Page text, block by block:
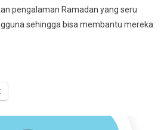
pengalaman Ramadan yang seru
sehingga bisa membantu mereka